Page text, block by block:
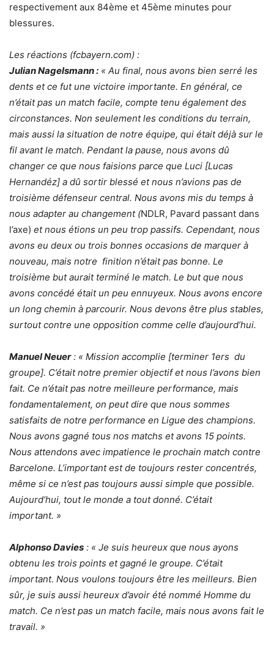
respectivement aux 84ème et 45ème minutes pour
blessures.
Les réactions (fcbayern.com) :
Julian Nagelsmann : « Au final, nous avons bien serré les
dents et ce fut une victoire importante. En général, ce
n’était pas un match facile, compte tenu également des
circonstances. Non seulement les conditions du terrain,
mais aussi la situation de notre équipe, qui était déjà sur le
fil avant le match. Pendant la pause, nous avons dû
changer ce que nous faisions parce que Luci [Lucas
Hernandéz] a dû sortir blessé et nous n’avions pas de
troisième défenseur central. Nous avons mis du temps à
nous adapter au changement (NDLR, Pavard passant dans
l’axe) et nous étions un peu trop passifs. Cependant, nous
avons eu deux ou trois bonnes occasions de marquer à
nouveau, mais notre finition n’était pas bonne. Le
troisième but aurait terminé le match. Le but que nous
avons concédé était un peu ennuyeux. Nous avons encore
un long chemin à parcourir. Nous devons être plus stables,
surtout contre une opposition comme celle d’aujourd’hui.
Manuel Neuer: « Mission accomplie [terminer 1ers du
groupe]. C’était notre premier objectif et nous l’avons bien
fait. Ce n’était pas notre meilleure performance, mais
fondamentalement, on peut dire que nous sommes
satisfaits de notre performance en Ligue des champions.
Nous avons gagné tous nos matchs et avons 15 points.
Nous attendons avec impatience le prochain match contre
Barcelone. L’important est de toujours rester concentrés,
même si ce n’est pas toujours aussi simple que possible.
Aujourd’hui, tout le monde a tout donné. C’était
important. »
Alphonso Davies : « Je suis heureux que nous ayons
obtenu les trois points et gagné le groupe. C’était
important. Nous voulons toujours être les meilleurs. Bien
sûr, je suis aussi heureux d’avoir été nommé Homme du
match. Ce n’est pas un match facile, mais nous avons fait le
travail. »